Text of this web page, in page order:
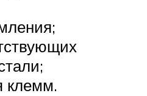
клемм.